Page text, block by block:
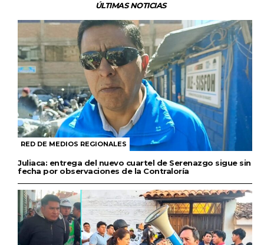
ÚLTIMAS NOTICIAS
RED DE MEDIOS REGIONALES
Juliaca: entrega del nuevo cuartel de Serenazgo sigue sin
fecha por observaciones de la Contraloría